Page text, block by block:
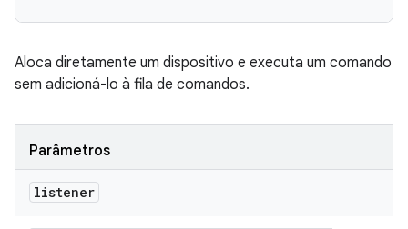
Aloca diretamente um dispositivo e executa um comando
sem adicioná-lo à fila de comandos.
Parâmetros
listener